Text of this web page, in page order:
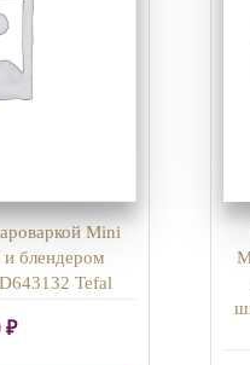
Mini
блендером
Tefal
₽